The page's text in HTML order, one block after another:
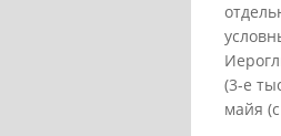
(3-е
майя